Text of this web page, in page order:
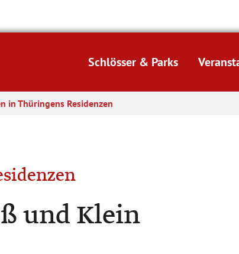
Schlösser & Parks
in Thüringens Residenzen
und Klein